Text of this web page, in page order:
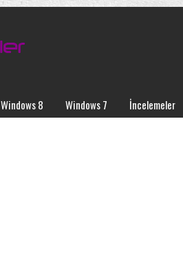
Windows 8 Windows 7 İncelemeler